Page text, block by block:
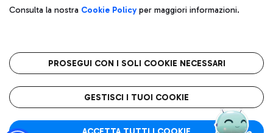
Gelateria
Wine Bar & Sparkling
Raggiungi l’aeroporto senza pensieri con il servizio di taxi a
Scopri la nostra offerta per una pausa gustosa in aeroporto
Mappa Aeroporto Fiumicino
Privacy policy
Note legali
Roma FCO
L'aeroporto stellato
Consulta la nostra Cookie Policyper maggiori informazioni.
PROSEGUI CON I SOLI COOKIE NECESSARI
GESTISCI I TUOI COOKIE